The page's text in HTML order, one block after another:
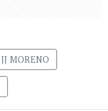
JJ MORENO